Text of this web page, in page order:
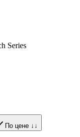
Series
По цене ↓ ↓